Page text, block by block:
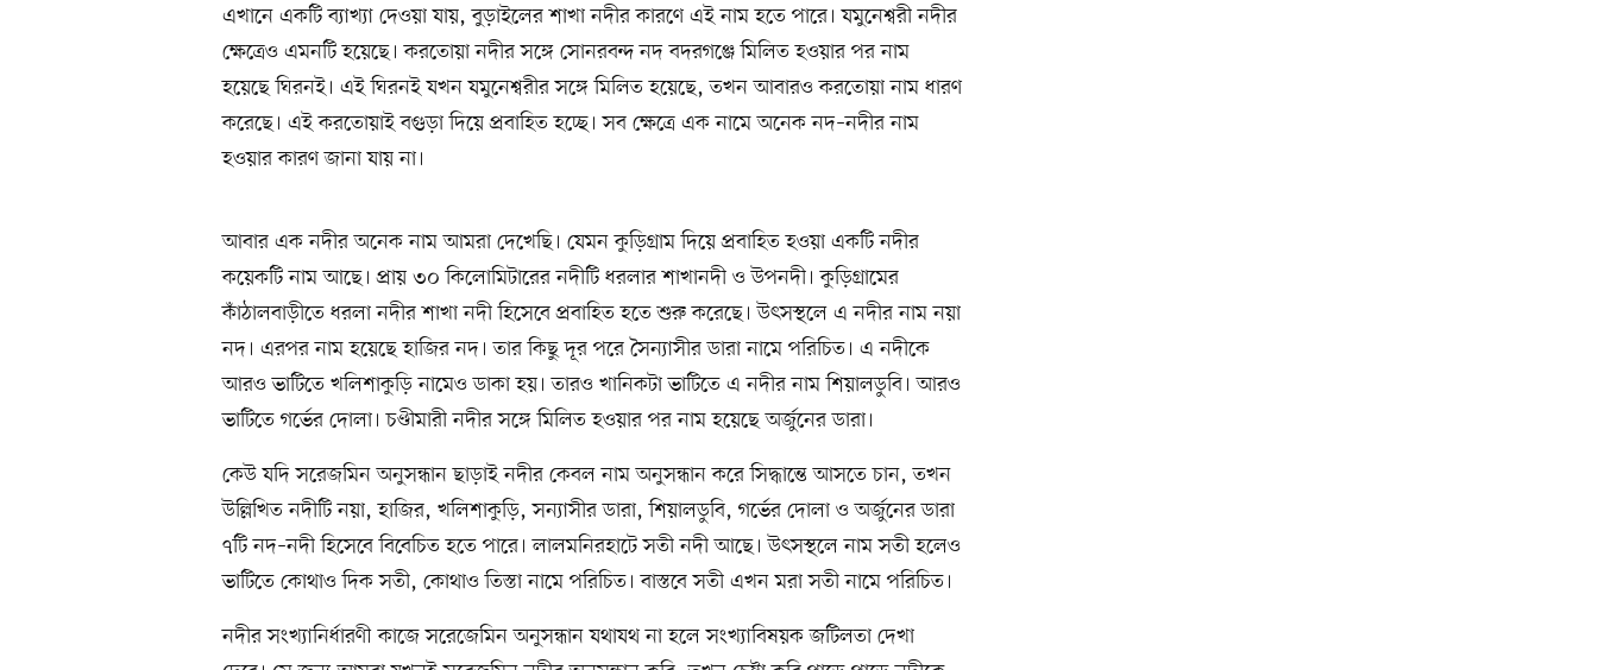
এখানে একটি ব্যাখ্যা দেওয়া যায়, বুড়াইলের শাখা নদীর কারণে এই নাম হতে পারে। যমুনেশ্বরী নদীর
ক্ষেত্রেও এমনটি হয়েছে। করতোয়া নদীর সঙ্গে সোনরবন্দ নদ বদরগঞ্জে মিলিত হওয়ার পর নাম
হয়েছে ঘিরনই। এই ঘিরনই যখন যমুনেশ্বরীর সঙ্গে মিলিত হয়েছে, তখন আবারও করতোয়া নাম ধারণ
করেছে। এই করতোয়াই বগুড়া দিয়ে প্রবাহিত হচ্ছে। সব ক্ষেত্রে এক নামে অনেক নদ–নদীর নাম
হওয়ার কারণ জানা যায় না।
আবার এক নদীর অনেক নাম আমরা দেখেছি। যেমন কুড়িগ্রাম দিয়ে প্রবাহিত হওয়া একটি নদীর
কয়েকটি নাম আছে। প্রায় ৩০ কিলোমিটারের নদীটি ধরলার শাখানদী ও উপনদী। কুড়িগ্রামের
কাঁঠালবাড়ীতে ধরলা নদীর শাখা নদী হিসেবে প্রবাহিত হতে শুরু করেছে। উৎসস্থলে এ নদীর নাম নয়া
নদ। এরপর নাম হয়েছে হাজির নদ। তার কিছু দূর পরে সৈন্যাসীর ডারা নামে পরিচিত। এ নদীকে
আরও ভাটিতে খলিশাকুড়ি নামেও ডাকা হয়। তারও খানিকটা ভাটিতে এ নদীর নাম শিয়ালডুবি। আরও
ভাটিতে গর্ভের দোলা। চণ্ডীমারী নদীর সঙ্গে মিলিত হওয়ার পর নাম হয়েছে অর্জুনের ডারা।
কেউ যদি সরেজমিন অনুসন্ধান ছাড়াই নদীর কেবল নাম অনুসন্ধান করে সিদ্ধান্তে আসতে চান, তখন
উল্লিখিত নদীটি নয়া, হাজির, খলিশাকুড়ি, সন্যাসীর ডারা, শিয়ালডুবি, গর্ভের দোলা ও অর্জুনের ডারা
৭টি নদ–নদী হিসেবে বিবেচিত হতে পারে। লালমনিরহাটে সতী নদী আছে। উৎসস্থলে নাম সতী হলেও
ভাটিতে কোথাও দিক সতী, কোথাও তিস্তা নামে পরিচিত। বাস্তবে সতী এখন মরা সতী নামে পরিচিত।
নদীর সংখ্যানির্ধারণী কাজে সরেজেমিন অনুসন্ধান যথাযথ না হলে সংখ্যাবিষয়ক জটিলতা দেখা